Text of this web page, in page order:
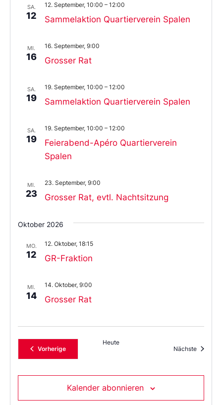
SA.
12 Sammelaktion Quartierverein Spalen
12. September, 10:00 – 12:00
MI.
16 Grosser Rat
16. September, 9:00
SA.
19 Sammelaktion Quartierverein Spalen
19. September, 10:00 – 12:00
SA.
19
Feierabend-Apéro Quartierverein
Spalen
19. September, 10:00 – 12:00
MI.
23 Grosser Rat, evtl. Nachtsitzung
23. September, 9:00
Oktober 2026
MO.
12 GR-Fraktion
12. Oktober, 18:15
MI.
14 Grosser Rat
14. Oktober, 9:00
VorherigeVeranstaltungen
Heute
Nächste
Kalender abonnieren